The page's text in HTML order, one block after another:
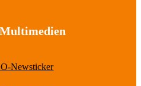
Newsticker